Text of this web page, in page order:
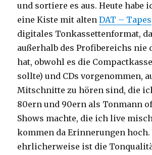
und sortiere es aus. Heute habe
eine Kiste mit altenDAT – Tapes
digitales Tonkassettenformat,
außerhalb des Profibereichs nie
hat, obwohl es die
sollte) und CDs vorgenommen,
Mitschnitte zu hören sind, die
80ern und 90ern als Tonmann
Shows machte, die ich live
kommen da Erinnerungen hoch.
ehrlicherweise ist die